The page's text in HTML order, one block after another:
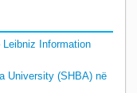
Information
University (SHBA) në